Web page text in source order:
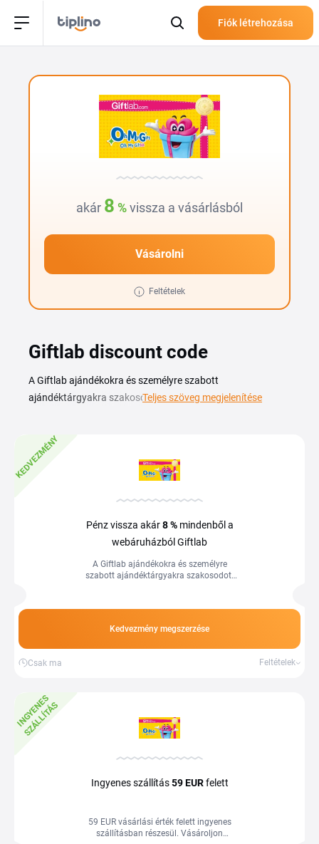
Fiók létrehozása
akár 8 %vissza a vásárlásból
Vásárolni
Feltételek
Giftlab discount code
A Giftlab ajándékokra és személyre szabott
ajándéktárgyakra szakosodott webáruház, Giftlab
dekorációs tárgyak és különleges alkalmakra szánt
meglepetések sorakoznak, így könnyen találsz ajándékot
szülinapra, névnapra vagy az ünnepekre. Ezen az oldalon
összegyűjtöttük az aktuális Giftlab kuponokat és akciókat,
Teljes szöveg megjelenítése
KEDVEZMÉNY
Pénz vissza akár8 %mindenből a
webáruházból Giftlab
A Giftlab ajándékokra és személyre
szabott ajándéktárgyakra szakosodott
a...
Kedvezmény megszerzése
Csak ma Feltételek
I
N
G
Y
E
N
E
S
S
Z
Á
L
L
Í
T
Á
S
Ingyenes szállítás59 EURfelett
59 EUR vásárlási érték felett ingyenes
szállításban részesül. Vásároljon